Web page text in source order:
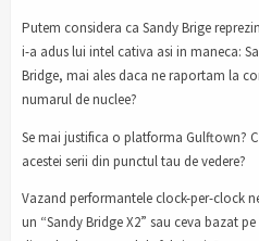
Putem considera ca Sandy Brige
i-a adus lui intel cativa asi in maneca:
Bridge, mai ales daca ne raportam la
numarul de nuclee?
Se mai justifica o platforma Gulftown?
acestei serii din punctul tau de vedere?
Vazand performantele clock-per-clock
un “Sandy Bridge X2” sau ceva bazat